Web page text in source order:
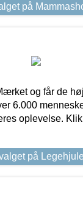
på
og får de
6.000
oplevelse.
på